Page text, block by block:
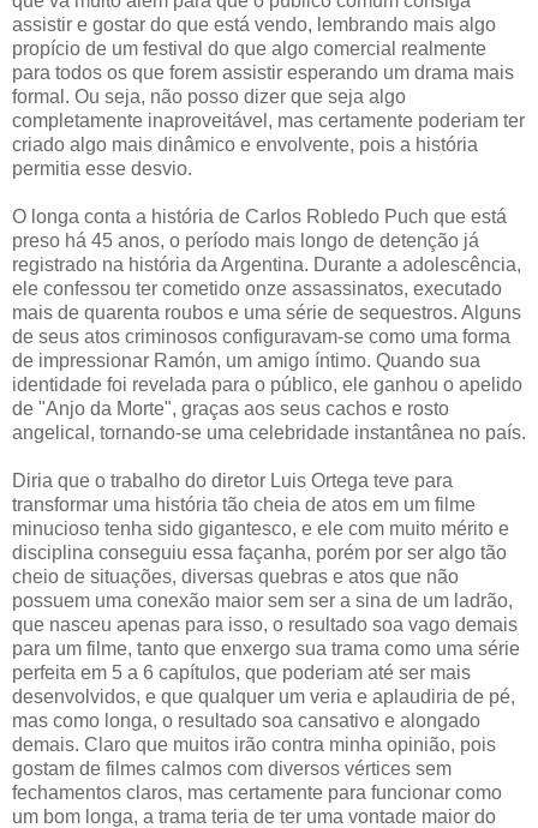
assistir e gostar do que está vendo, lembrando mais algo
propício de um festival do que algo comercial realmente
para todos os que forem assistir esperando um drama mais
formal. Ou seja, não posso dizer que seja algo
completamente inaproveitável, mas certamente poderiam ter
criado algo mais dinâmico e envolvente, pois a história
permitia esse desvio.
O longa conta a história de Carlos Robledo Puch que está
preso há 45 anos, o período mais longo de detenção já
registrado na história da Argentina. Durante a adolescência,
ele confessou ter cometido onze assassinatos, executado
mais de quarenta roubos e uma série de sequestros. Alguns
de seus atos criminosos configuravam-se como uma forma
de impressionar Ramón, um amigo íntimo. Quando sua
identidade foi revelada para o público, ele ganhou o apelido
de "Anjo da Morte", graças aos seus cachos e rosto
angelical, tornando-se uma celebridade instantânea no país.
Diria que o trabalho do diretor Luis Ortega teve para
transformar uma história tão cheia de atos em um filme
minucioso tenha sido gigantesco, e ele com muito mérito e
disciplina conseguiu essa façanha, porém por ser algo tão
cheio de situações, diversas quebras e atos que não
possuem uma conexão maior sem ser a sina de um ladrão,
que nasceu apenas para isso, o resultado soa vago demais
para um filme, tanto que enxergo sua trama como uma série
perfeita em 5 a 6 capítulos, que poderiam até ser mais
desenvolvidos, e que qualquer um veria e aplaudiria de pé,
mas como longa, o resultado soa cansativo e alongado
demais. Claro que muitos irão contra minha opinião, pois
gostam de filmes calmos com diversos vértices sem
fechamentos claros, mas certamente para funcionar como
um bom longa, a trama teria de ter uma vontade maior do